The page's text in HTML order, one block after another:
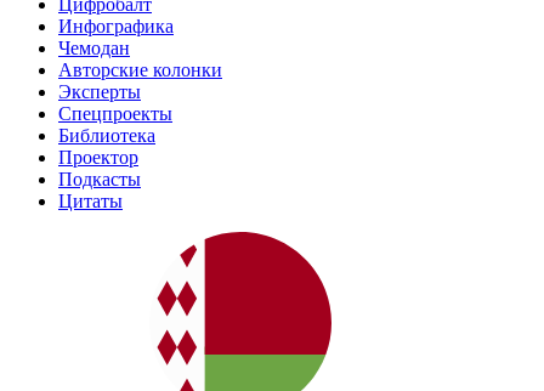
Цифробалт
Инфографика
Чемодан
Авторские колонки
Эксперты
Спецпроекты
Библиотека
Проектор
Подкасты
Цитаты